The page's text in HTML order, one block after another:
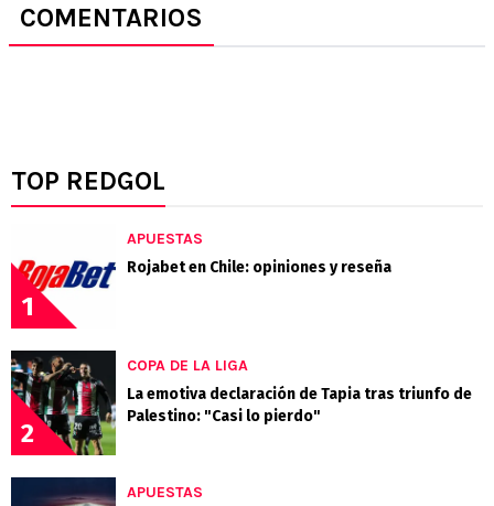
COMENTARIOS
TOP REDGOL
1
APUESTAS
Rojabet en Chile: opiniones y reseña
2
COPA DE LA LIGA
La emotiva declaración de Tapia tras triunfo de
Palestino: "Casi lo pierdo"
APUESTAS